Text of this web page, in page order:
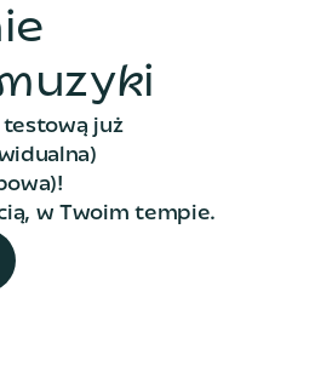
ie
uzyki
testową już
w Twoim tempie.